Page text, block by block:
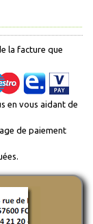
la facture que
en vous aidant de
de paiement